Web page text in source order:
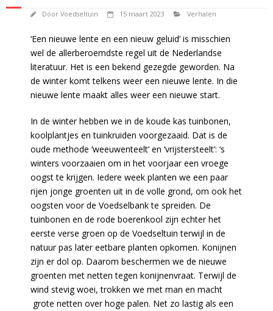
Door Voedseltuin 15 maart 2023 Verhalen
‘Een nieuwe lente en een nieuw geluid’ is misschien
wel de allerberoemdste regel uit de Nederlandse
literatuur. Het is een bekend gezegde geworden. Na
de winter komt telkens weer een nieuwe lente. In die
nieuwe lente maakt alles weer een nieuwe start.
In de winter hebben we in de koude kas tuinbonen,
koolplantjes en tuinkruiden voorgezaaid. Dat is de
oude methode ‘weeuwenteelt’ en ‘vrijstersteelt’: ‘s
winters voorzaaien om in het voorjaar een vroege
oogst te krijgen. Iedere week planten we een paar
rijen jonge groenten uit in de volle grond, om ook het
oogsten voor de Voedselbank te spreiden. De
tuinbonen en de rode boerenkool zijn echter het
eerste verse groen op de Voedseltuin terwijl in de
natuur pas later eetbare planten opkomen. Konijnen
zijn er dol op. Daarom beschermen we de nieuwe
groenten met netten tegen konijnenvraat. Terwijl de
wind stevig woei, trokken we met man en macht
grote netten over hoge palen. Net zo lastig als een